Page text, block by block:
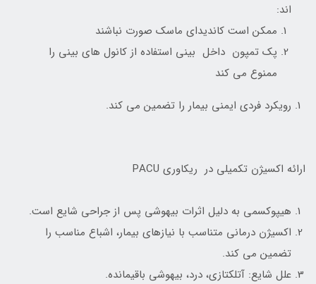
اند:
ممکن است کاندیدای ماسک صورت نباشند
پک تمپون داخل بینی استفاده از کانول های بینی را
ممنوع می کند
رویکرد فردی ایمنی بیمار را تضمین می کند.
ارائه اکسیژن تکمیلی در ریکاوری PACU
هیپوکسمی به دلیل اثرات بیهوشی پس از جراحی شایع است.
اکسیژن درمانی متناسب با نیازهای بیمار، اشباع مناسب را
تضمین می کند.
علل شایع: آتلکتازی، درد، بیهوشی باقیمانده.